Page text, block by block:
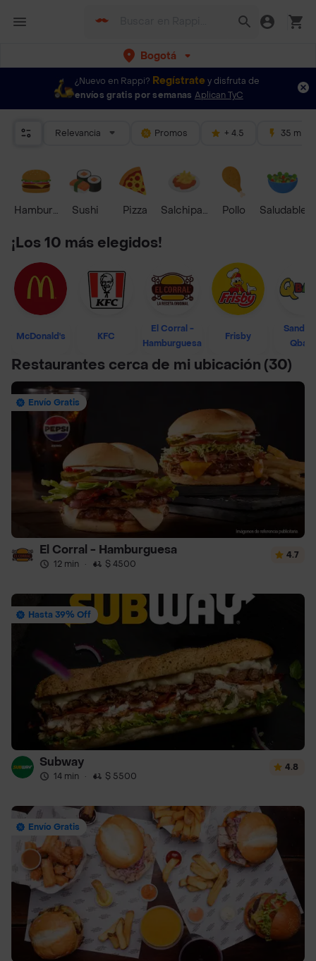
Bogotá
¿Nuevo en Rappi? Regístrate y disfruta de
envíos gratis por semanas Aplican TyC
Relevancia Promos + 4.5 35 mins
HamburguesaSushi Pizza Salchipapas Pollo Saludable
¡Los 10 más elegidos!
McDonald's KFC
El Corral -
Hamburguesa
Frisby
Restaurantes cerca de mi ubicación (30)
Envío Gratis
El Corral - Hamburguesa
12 min · $ 4500
4.7
Hasta 39% Off
Subway
14 min · $ 5500
4.8
Envío Gratis